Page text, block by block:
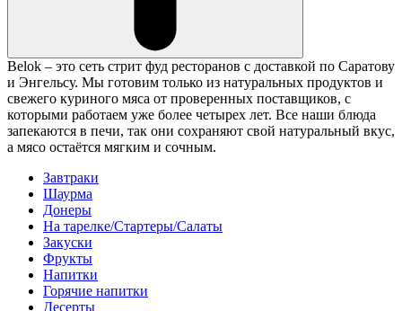
Belok – это сеть стрит фуд ресторанов с доставкой по Саратову
и Энгельсу. Мы готовим только из натуральных продуктов и
свежего куриного мяса от проверенных поставщиков, с
которыми работаем уже более четырех лет. Все наши блюда
запекаются в печи, так они сохраняют свой натуральный вкус,
а мясо остаётся мягким и сочным.
Завтраки
Шаурма
Донеры
На тарелке/Стартеры/Салаты
Закуски
Фрукты
Напитки
Горячие напитки
Десерты